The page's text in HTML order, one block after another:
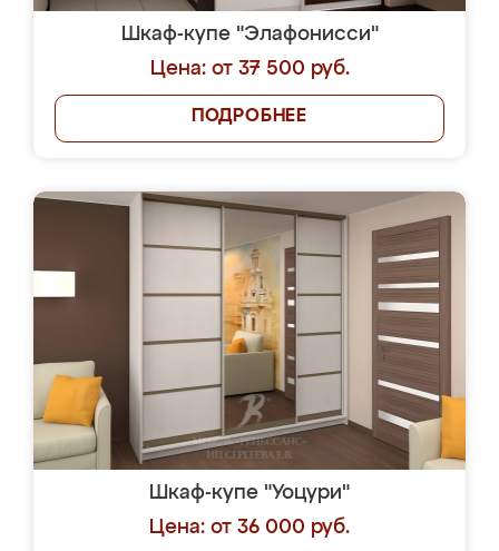
Шкаф-купе "Элафонисси"
Цена: от 37 500 руб.
ПОДРОБНЕЕ
Шкаф-купе "Уоцури"
Цена: от 36 000 руб.